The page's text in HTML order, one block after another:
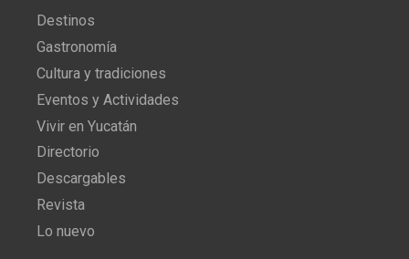
Destinos
Gastronomía
Cultura y tradiciones
Eventos y Actividades
Vivir en Yucatán
Directorio
Descargables
Revista
Lo nuevo